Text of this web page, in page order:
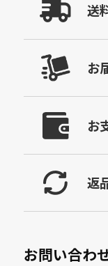
送
お
お
返
お問い合わ